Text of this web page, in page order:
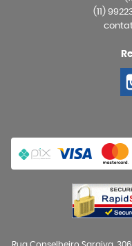
(11)